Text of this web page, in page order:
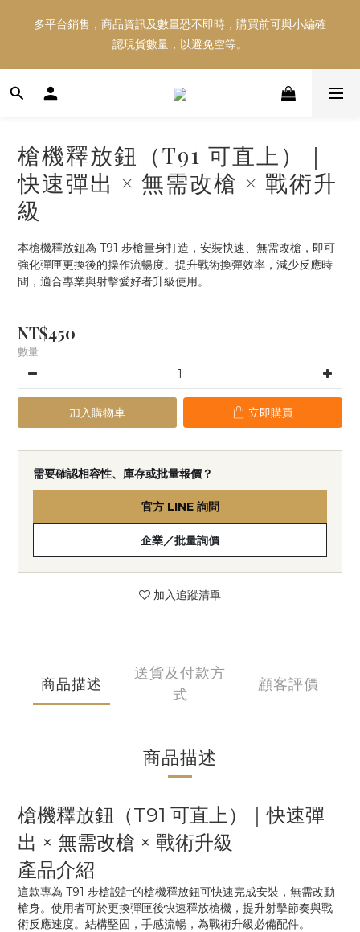
多平台銷售，商品資訊及數量恐不即時，購買前可與小編確
認現貨數量，以避免空等。
多平台銷售，商品資訊及數量恐不即時，購買前可與小編確
認現貨數量，以避免空等。
好東西跟好朋友分享～推薦好友一同享100元購物金！！！
多平台銷售，商品資訊及數量恐不即時，購買前可與小編確
認現貨數量，以避免空等。
槍機釋放鈕（T91 可直上）｜
快速彈出 × 無需改槍 × 戰術升
級
本槍機釋放鈕為 T91 步槍量身打造，安裝快速、無需改槍，即可
強化彈匣更換後的操作流暢度。提升戰術換彈效率，減少反應時
間，適合專業與射擊愛好者升級使用。
NT$450
數量
加入購物車 立即購買
需要確認相容性、庫存或批量報價？
官方 LINE 詢問
企業／批量詢價
加入追蹤清單
商品描述
送貨及付款方
式
顧客評價
商品描述
槍機釋放鈕（T91 可直上）｜快速彈
出 × 無需改槍 × 戰術升級
產品介紹
這款專為 T91 步槍設計的槍機釋放鈕可快速完成安裝，無需改動
槍身。使用者可於更換彈匣後快速釋放槍機，提升射擊節奏與戰
術反應速度。結構堅固，手感流暢，為戰術升級必備配件。